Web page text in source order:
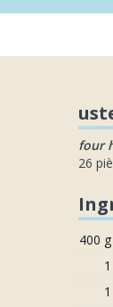
four
26
400 g
1
1